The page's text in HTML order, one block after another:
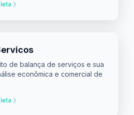
de balança de serviços e sua
econômica e comercial de